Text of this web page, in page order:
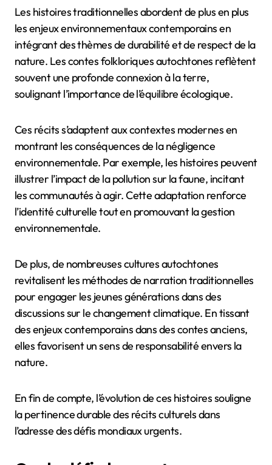
Les histoires traditionnelles abordent de plus en plus
les enjeux environnementaux contemporains en
intégrant des thèmes de durabilité et de respect de la
nature. Les contes folkloriques autochtones reflètent
souvent une profonde connexion à la terre,
soulignant l’importance de l’équilibre écologique.
Ces récits s’adaptent aux contextes modernes en
montrant les conséquences de la négligence
environnementale. Par exemple, les histoires peuvent
illustrer l’impact de la pollution sur la faune, incitant
les communautés à agir. Cette adaptation renforce
l’identité culturelle tout en promouvant la gestion
environnementale.
De plus, de nombreuses cultures autochtones
revitalisent les méthodes de narration traditionnelles
pour engager les jeunes générations dans des
discussions sur le changement climatique. En tissant
des enjeux contemporains dans des contes anciens,
elles favorisent un sens de responsabilité envers la
nature.
En fin de compte, l’évolution de ces histoires souligne
la pertinence durable des récits culturels dans
l’adresse des défis mondiaux urgents.